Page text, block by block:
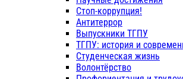
Стоп-коррупция!
Антитеррор
Выпускники ТГПУ
ТГПУ: история и
Студенческая жизнь
Волонтёрство